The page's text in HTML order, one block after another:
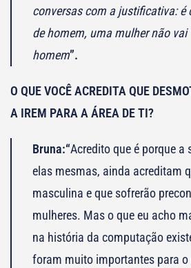
conversas com a justificativa: é
de homem, uma mulher não vai
homem”.
O QUE VOCÊ ACREDITA QUE
A IREM PARA A ÁREA DE TI?
Bruna:“Acredito que é porque a
elas mesmas, ainda acreditam
masculina e que sofrerão
mulheres. Mas o que eu acho
na história da computação
foram muito importantes para